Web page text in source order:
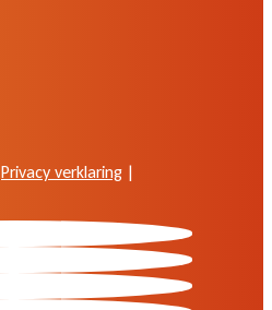
Privacy verklaring |